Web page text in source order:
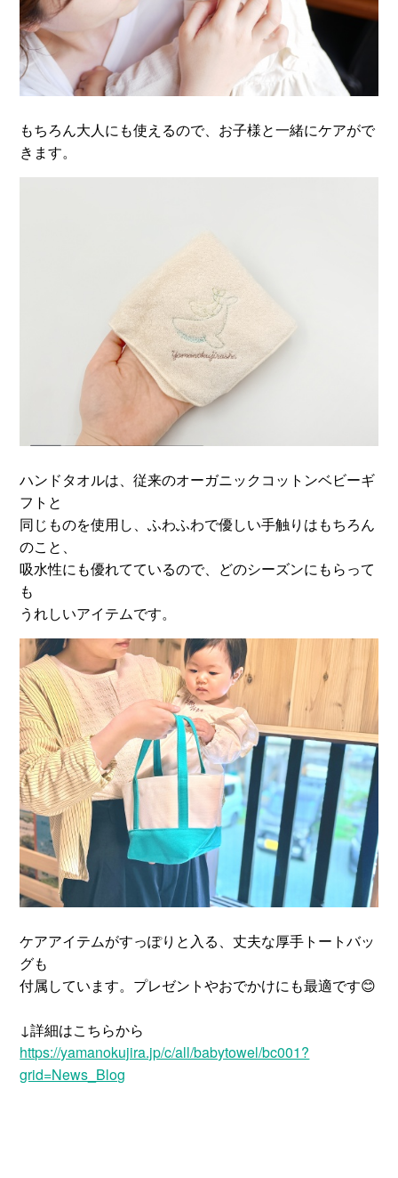
もちろん大人にも使えるので、お子様と一緒にケアがで
きます。
ハンドタオルは、従来のオーガニックコットンベビーギ
フトと
同じものを使用し、ふわふわで優しい手触りはもちろん
のこと、
吸水性にも優れてているので、どのシーズンにもらって
も
うれしいアイテムです。
ケアアイテムがすっぽりと入る、丈夫な厚手トートバッ
グも
付属しています。プレゼントやおでかけにも最適です😊
↓詳細はこちらから
https://yamanokujira.jp/c/all/babytowel/bc001?
grid=News_Blog